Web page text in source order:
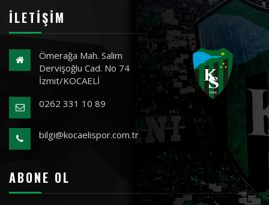
İLETIŞIM
Ömerağa Mah. Salim
Dervişoğlu Cad. No 74
İzmit/KOCAELİ
0262 331 10 89
bilgi@kocaelispor.com.tr
ABONE OL